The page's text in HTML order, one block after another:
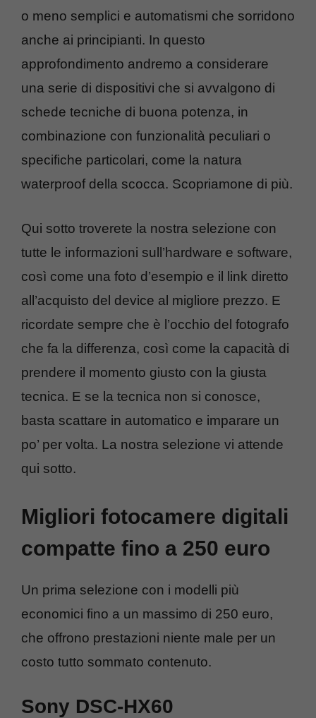
o meno semplici e automatismi che sorridono
anche ai principianti. In questo
approfondimento andremo a considerare
una serie di dispositivi che si avvalgono di
schede tecniche di buona potenza, in
combinazione con funzionalità peculiari o
specifiche particolari, come la natura
waterproof della scocca. Scopriamone di più.
Qui sotto troverete la nostra selezione con
tutte le informazioni sull’hardware e software,
così come una foto d’esempio e il link diretto
all’acquisto del device al migliore prezzo. E
ricordate sempre che è l’occhio del fotografo
che fa la differenza, così come la capacità di
prendere il momento giusto con la giusta
tecnica. E se la tecnica non si conosce,
basta scattare in automatico e imparare un
po’ per volta. La nostra selezione vi attende
qui sotto.
Migliori fotocamere digitali
compatte fino a 250 euro
Un prima selezione con i modelli più
economici fino a un massimo di 250 euro,
che offrono prestazioni niente male per un
costo tutto sommato contenuto.
Sony DSC-HX60